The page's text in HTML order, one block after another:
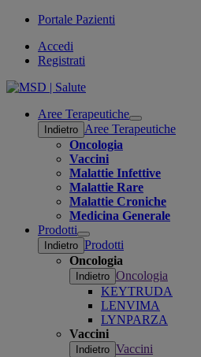
Portale Pazienti
Accedi
Registrati
Aree Terapeutiche
Open
submenu
Indietro Aree Terapeutiche
Oncologia
Vaccini
Malattie Infettive
Malattie Rare
Malattie Croniche
Medicina Generale
Prodotti
Open
submenu
Indietro Prodotti
Oncologia
Indietro Oncologia
KEYTRUDA
LENVIMA
LYNPARZA
Vaccini
Indietro Vaccini